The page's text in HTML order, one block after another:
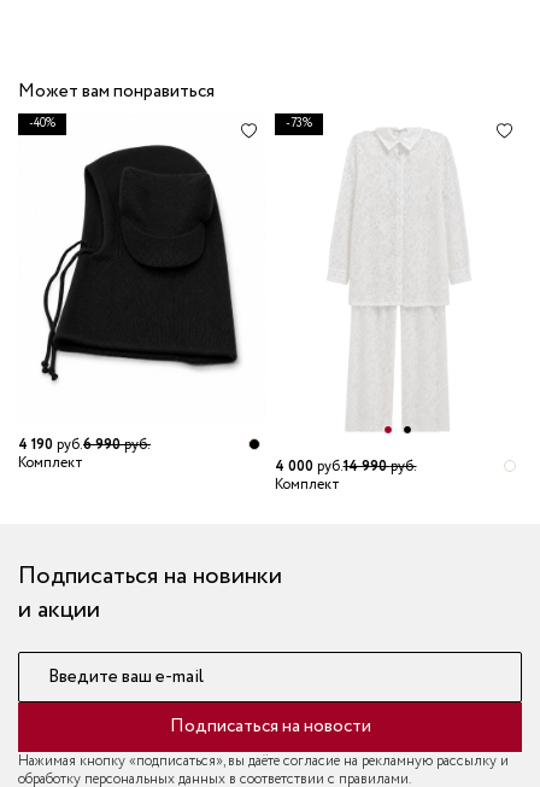
Может вам понравиться
-40%
4 190руб.6 990руб.
Комплект
-73%
4 000руб.14 990руб.
Комплект
Подписаться на новинки
и акции
Введите ваш e-mail
Подписаться на новости
Нажимая кнопку «подписаться», вы даёте согласие на рекламную рассылку и
обработку персональных данных в соответствии с правилами.